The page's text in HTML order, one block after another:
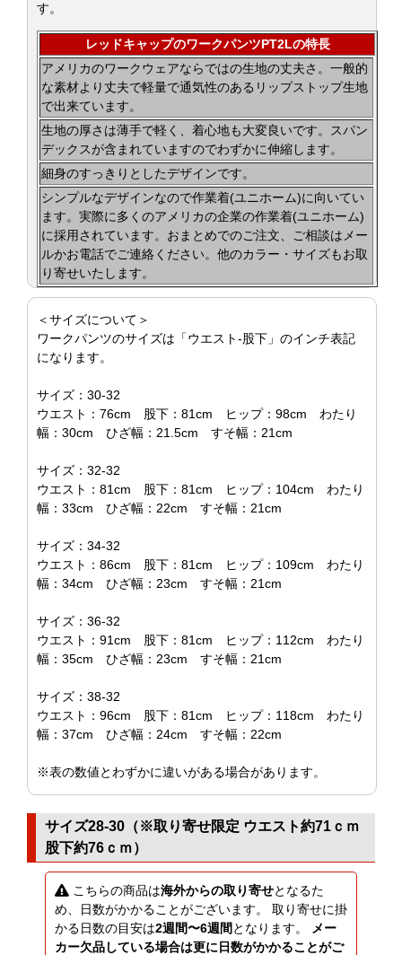
す。
レッドキャップのワークパンツPT2Lの特長
アメリカのワークウェアならではの生地の丈夫さ。一般的
な素材より丈夫で軽量で通気性のあるリップストップ生地
で出来ています。
生地の厚さは薄手で軽く、着心地も大変良いです。スパン
デックスが含まれていますのでわずかに伸縮します。
細身のすっきりとしたデザインです。
シンプルなデザインなので作業着(ユニホーム)に向いてい
ます。実際に多くのアメリカの企業の作業着(ユニホーム)
に採用されています。おまとめでのご注文、ご相談はメー
ルかお電話でご連絡ください。他のカラー・サイズもお取
り寄せいたします。
＜サイズについて＞
ワークパンツのサイズは「ウエスト-股下」のインチ表記
になります。
サイズ：30-32
ウエスト：76cm 股下：81cm ヒップ：98cm わたり
幅：30cm ひざ幅：21.5cm すそ幅：21cm
サイズ：32-32
ウエスト：81cm 股下：81cm ヒップ：104cm わたり
幅：33cm ひざ幅：22cm すそ幅：21cm
サイズ：34-32
ウエスト：86cm 股下：81cm ヒップ：109cm わたり
幅：34cm ひざ幅：23cm すそ幅：21cm
サイズ：36-32
ウエスト：91cm 股下：81cm ヒップ：112cm わたり
幅：35cm ひざ幅：23cm すそ幅：21cm
サイズ：38-32
ウエスト：96cm 股下：81cm ヒップ：118cm わたり
幅：37cm ひざ幅：24cm すそ幅：22cm
※表の数値とわずかに違いがある場合があります。
サイズ28-30（※取り寄せ限定 ウエスト約71ｃｍ
股下約76ｃｍ）
こちらの商品は海外からの取り寄せとなるた
め、日数がかかることがございます。 取り寄せに掛
かる日数の目安は2週間〜6週間 となります。
メー
カー欠品している場合は更に日数がかかることがご